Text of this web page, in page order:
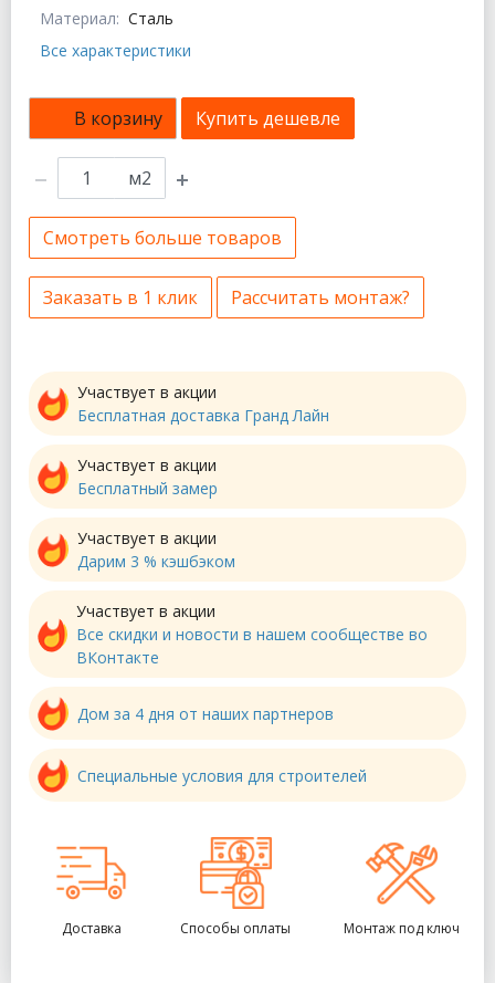
Материал: Сталь
Все характеристики
В корзину Купить дешевле
м2
Смотреть больше товаров
Заказать в 1 клик Рассчитать монтаж?
Участвует в акции
Бесплатная доставка Гранд Лайн
Участвует в акции
Бесплатный замер
Участвует в акции
Дарим 3 % кэшбэком
Участвует в акции
Все скидки и новости в нашем сообществе во
ВКонтакте
Дом за 4 дня от наших партнеров
Специальные условия для строителей
Доставка Способы оплаты Монтаж под ключ